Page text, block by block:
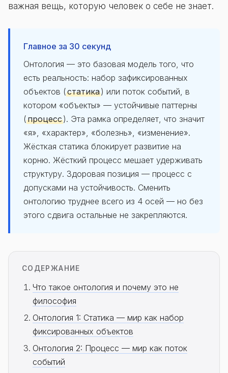
важная вещь, которую человек о себе не знает.
Главное за 30 секунд
Онтология — это базовая модель того, что
есть реальность: набор зафиксированных
объектов (статика) или поток событий, в
котором «объекты» — устойчивые паттерны
(процесс). Эта рамка определяет, что значит
«я», «характер», «болезнь», «изменение».
Жёсткая статика блокирует развитие на
корню. Жёсткий процесс мешает удерживать
структуру. Здоровая позиция — процесс с
допусками на устойчивость. Сменить
онтологию труднее всего из 4 осей — но без
этого сдвига остальные не закрепляются.
СОДЕРЖАНИЕ
Что такое онтология и почему это не
философия
Онтология 1: Статика — мир как набор
фиксированных объектов
Онтология 2: Процесс — мир как поток
событий